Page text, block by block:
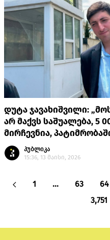
დუტა ჯავახიშვილი:
არ მაქვს საშუალება, 5
მირჩევნია,
პუბლიკა
15:36, 13 მაისი, 2026
1 … 63 64
3,751